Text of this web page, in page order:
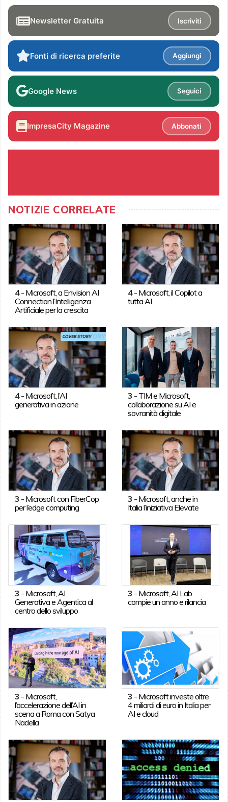
Newsletter Gratuita Iscriviti
Fonti di ricerca preferite Aggiungi
Google News Seguici
ImpresaCity Magazine Abbonati
NOTIZIE CORRELATE
4- Microsoft, a Envision AI
Connection l’Intelligenza
Artificiale per la crescita
4- Microsoft, il Copilot a
tutta AI
4- Microsoft, l’AI
generativa in azione
3 - TIM e Microsoft,
collaborazione su AI e
sovranità digitale
3 - Microsoft con FiberCop
per l’edge computing
3 - Microsoft, anche in
Italia l’iniziativa Elevate
3 - Microsoft, AI
Generativa e Agentica al
centro dello sviluppo
3 - Microsoft, AI Lab
compie un anno e rilancia
3 - Microsoft,
l’accelerazione dell’AI in
scena a Roma con Satya
Nadella
3 - Microsoft investe oltre
4 miliardi di euro in Italia per
AI e cloud